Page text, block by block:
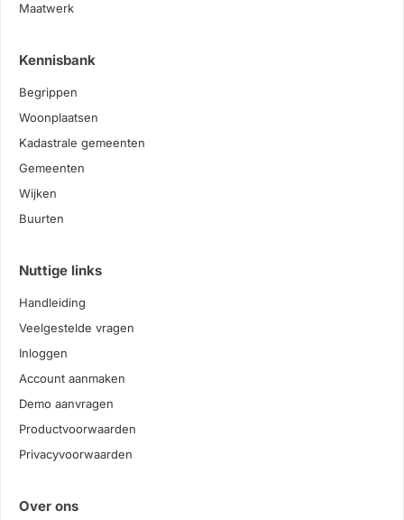
Maatwerk
Kennisbank
Begrippen
Woonplaatsen
Kadastrale gemeenten
Gemeenten
Wijken
Buurten
Nuttige links
Handleiding
Veelgestelde vragen
Inloggen
Account aanmaken
Demo aanvragen
Productvoorwaarden
Privacyvoorwaarden
Over ons